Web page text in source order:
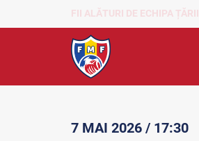
FII ALĂTURI DE ECHIPA ȚĂRII
7 MAI 2026 / 17:30